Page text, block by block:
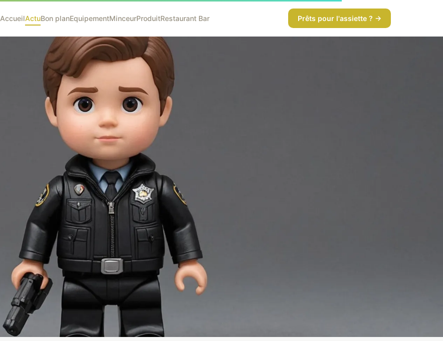
AccueilActuBon planEquipementMinceurProduitRestaurant Bar Prêts pour l'assiette ? →